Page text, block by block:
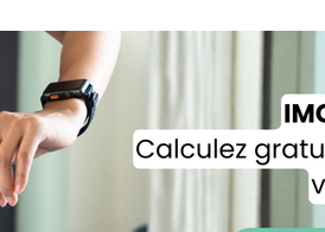
recettes
!
Ainsi que la